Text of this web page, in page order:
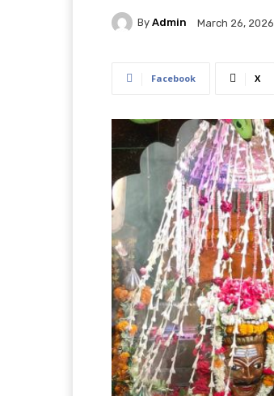
By Admin March 26, 2026
Facebook X